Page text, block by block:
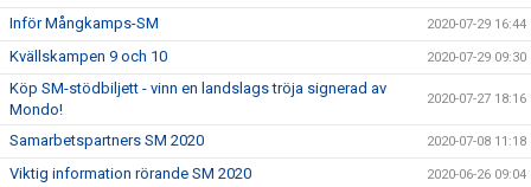
Inför Mångkamps-SM 2020-07-29 16:44
Kvällskampen 9 och 10 2020-07-29 09:30
Köp SM-stödbiljett - vinn en landslags tröja signerad av
Mondo!
2020-07-27 18:16
Samarbetspartners SM 2020 2020-07-08 11:18
Viktig information rörande SM 2020 2020-06-26 09:04